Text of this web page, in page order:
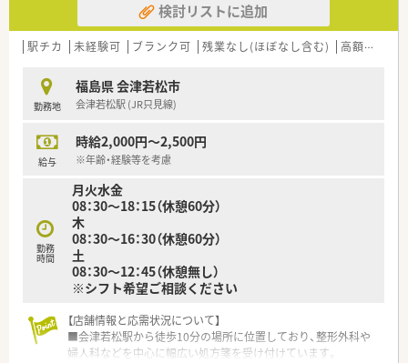
【こんな方が活躍中】
■患者様とのコミュニケーションを大切にし、信頼関係を築ける
方が活躍しています。
しています。
■専門知識の習得に意欲的で、常にスキルアップを目指している
方が評価されています。
検討リストに追加
駅チカ 未経験可 ブランク可 残業なし(ほぼなし含む) 高額派遣(4,000円以上)
勤務地
福島県 会津若松市
会津若松駅 (JR只見線)
給与
時給2,000円～2,500円
※年齢・経験等を考慮
勤務
時間
月火水金
08：30～18：15（休憩60分）
木
08：30～16：30（休憩60分）
土
08：30～12：45（休憩無し）
※シフト希望ご相談ください
【店舗情報と応需状況について】
■会津若松駅から徒歩10分の場所に位置しており、整形外科や
婦人科などを中心に幅広い処方箋を受け付けています。